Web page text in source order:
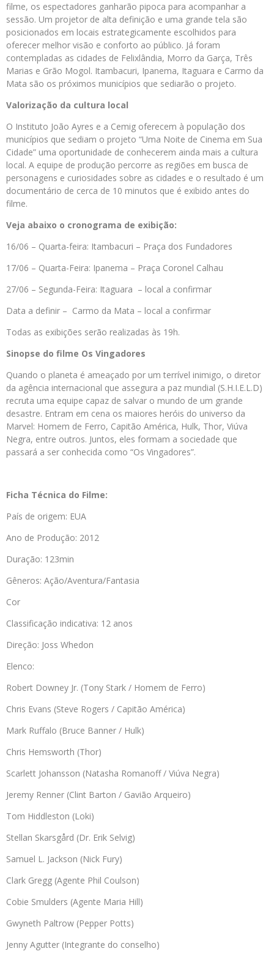
filme, os espectadores ganharão pipoca para acompanhar a
sessão. Um projetor de alta definição e uma grande tela são
posicionados em locais estrategicamente escolhidos para
oferecer melhor visão e conforto ao público. Já foram
contempladas as cidades de Felixlândia, Morro da Garça, Três
Marias e Grão Mogol. Itambacuri, Ipanema, Itaguara e Carmo da
Mata são os próximos municípios que sediarão o projeto.
Valorização da cultura local
O Instituto João Ayres e a Cemig oferecem à população dos
municípios que sediam o projeto “Uma Noite de Cinema em Sua
Cidade” uma oportunidade de conhecerem ainda mais a cultura
local. A equipe de produção percorre as regiões em busca de
personagens e curiosidades sobre as cidades e o resultado é um
documentário de cerca de 10 minutos que é exibido antes do
filme.
Veja abaixo o cronograma de exibição:
16/06 – Quarta-feira: Itambacuri – Praça dos Fundadores
17/06 – Quarta-Feira: Ipanema – Praça Coronel Calhau
27/06 – Segunda-Feira: Itaguara – local a confirmar
Data a definir – Carmo da Mata – local a confirmar
Todas as exibições serão realizadas às 19h.
Sinopse do filme Os Vingadores
Quando o planeta é ameaçado por um terrível inimigo, o diretor
da agência internacional que assegura a paz mundial (S.H.I.E.L.D)
recruta uma equipe capaz de salvar o mundo de um grande
desastre. Entram em cena os maiores heróis do universo da
Marvel: Homem de Ferro, Capitão América, Hulk, Thor, Viúva
Negra, entre outros. Juntos, eles formam a sociedade que
passará a ser conhecida como “Os Vingadores”.
Ficha Técnica do Filme:
País de origem: EUA
Ano de Produção: 2012
Duração: 123min
Gêneros: Ação/Aventura/Fantasia
Cor
Classificação indicativa: 12 anos
Direção: Joss Whedon
Elenco:
Robert Downey Jr. (Tony Stark / Homem de Ferro)
Chris Evans (Steve Rogers / Capitão América)
Mark Ruffalo (Bruce Banner / Hulk)
Chris Hemsworth (Thor)
Scarlett Johansson (Natasha Romanoff / Viúva Negra)
Jeremy Renner (Clint Barton / Gavião Arqueiro)
Tom Hiddleston (Loki)
Stellan Skarsgård (Dr. Erik Selvig)
Samuel L. Jackson (Nick Fury)
Clark Gregg (Agente Phil Coulson)
Cobie Smulders (Agente Maria Hill)
Gwyneth Paltrow (Pepper Potts)
Jenny Agutter (Integrante do conselho)